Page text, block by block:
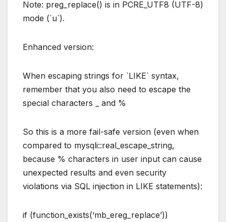
Note: preg_replace() is in PCRE_UTF8 (UTF-8)
mode (`u`).
Enhanced version:
When escaping strings for `LIKE` syntax,
remember that you also need to escape the
special characters _ and %
So this is a more fail-safe version (even when
compared to mysqli::real_escape_string,
because % characters in user input can cause
unexpected results and even security
violations via SQL injection in LIKE statements):
if (function_exists(‘mb_ereg_replace’))